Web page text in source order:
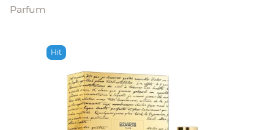
Parfum
Hit